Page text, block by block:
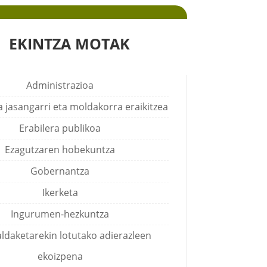
EKINTZA MOTAK
Administrazioa
jasangarri eta moldakorra eraikitzea
Erabilera publikoa
Ezagutzaren hobekuntza
Gobernantza
Ikerketa
Ingurumen-hezkuntza
lotutako adierazleen
ekoizpena